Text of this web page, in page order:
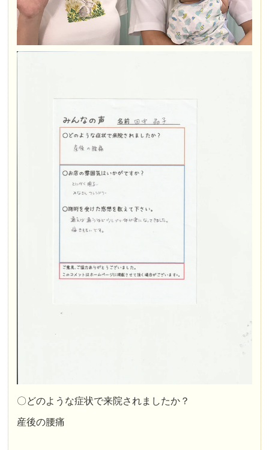
〇どのような症状で来院されましたか？
産後の腰痛